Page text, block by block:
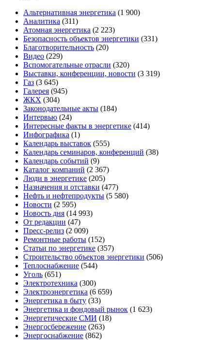
Альтернативная энергетика (1 900)
Аналитика (311)
Атомная энергетика (2 223)
Безопасность объектов энергетики (331)
Благотворительность (20)
Видео (229)
Вспомогательные отрасли (320)
Выставки, конференции, новости (3 319)
Газ (3 645)
Галерея (945)
ЖКХ (304)
Законодательные акты (184)
Интервью (24)
Интересные факты в энергетике (414)
Инфографика (1)
Календарь выставок (555)
Календарь семинаров, конференций (38)
Календарь событий (9)
Каталог компаний (2 367)
Люди в энергетике (205)
Назначения и отставки (477)
Нефть и нефтепродукты (5 580)
Новости (2 595)
Новость дня (14 993)
От редакции (47)
Пресс-релиз (2 009)
Ремонтные работы (152)
Статьи по энергетике (357)
Строительство объектов энергетики (506)
Теплоснабжение (544)
Уголь (651)
Электротехника (300)
Электроэнергетика (6 659)
Энергетика в быту (33)
Энергетика и фондовый рынок (1 623)
Энергетические СМИ (18)
Энергосбережение (263)
Энергоснабжение (862)